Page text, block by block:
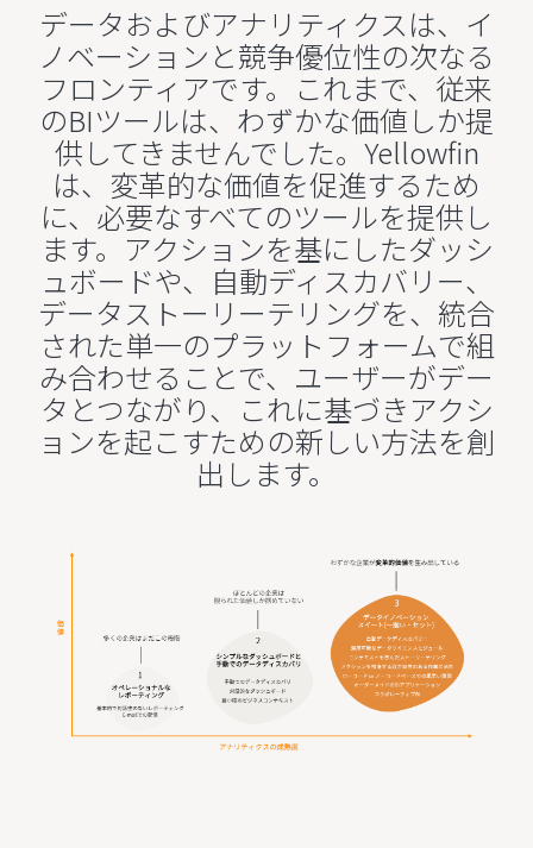
データおよびアナリティクスは、イ
ノベーションと競争優位性の次なる
フロンティアです。これまで、従来
のBIツールは、わずかな価値しか提
供してきませんでした。Yellowfin
は、変革的な価値を促進するため
に、必要なすべてのツールを提供し
ます。アクションを基にしたダッシ
ュボードや、自動ディスカバリー、
データストーリーテリングを、統合
された単一のプラットフォームで組
み合わせることで、ユーザーがデー
タとつながり、これに基づきアクシ
ョンを起こすための新しい方法を創
出します。